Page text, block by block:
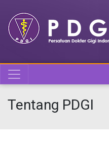
Tentang PDGI